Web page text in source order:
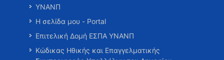
ΥΝΑΝΠ
Η σελίδα μου - Portal
Επιτελική Δομή ΕΣΠΑ ΥΝΑΝΠ
Κώδικας Ηθικής και Επαγγελματικής